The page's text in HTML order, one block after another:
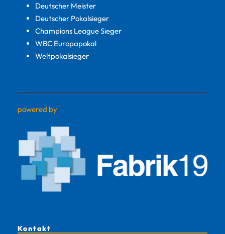
Deutscher Meister
Deutscher Pokalsieger
Champions League Sieger
WBC Europapokal
Weltpokalsieger
powered by
Kontakt